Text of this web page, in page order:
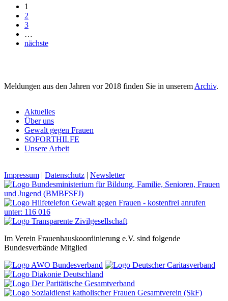
1
2
3
…
nächste
Meldungen aus den Jahren vor 2018 finden Sie in unserem Archiv.
Aktuelles
Über uns
Gewalt gegen Frauen
SOFORTHILFE
Unsere Arbeit
Impressum | Datenschutz | Newsletter
Im Verein Frauenhauskoordinierung e.V. sind folgende
Bundesverbände Mitglied